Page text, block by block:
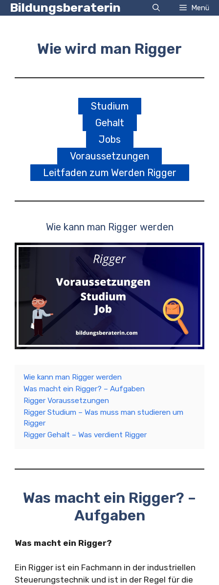
Zum
Inhalt
Bildungsberaterin Menü
Wie wird man Rigger
Studium
Gehalt
Jobs
Voraussetzungen
Leitfaden zum Werden Rigger
Wie kann man Rigger werden
Wie kann man Rigger werden
Was macht ein Rigger? – Aufgaben
Rigger Voraussetzungen
Rigger Studium – Was muss man studieren um
Rigger
Rigger Gehalt – Was verdient Rigger
Was macht ein Rigger? –
Aufgaben
Was macht ein Rigger?
Ein Rigger ist ein Fachmann in der industriellen
Steuerungstechnik und ist in der Regel für die